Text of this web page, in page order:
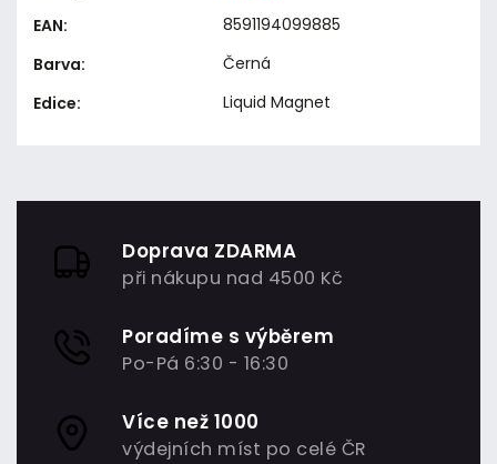
EAN:
8591194099885
Barva:
Černá
Edice: Liquid Magnet
Doprava ZDARMA
při nákupu nad 4500 Kč
Poradíme s výběrem
Po-Pá 6:30 - 16:30
Více než 1000
výdejních míst po celé ČR